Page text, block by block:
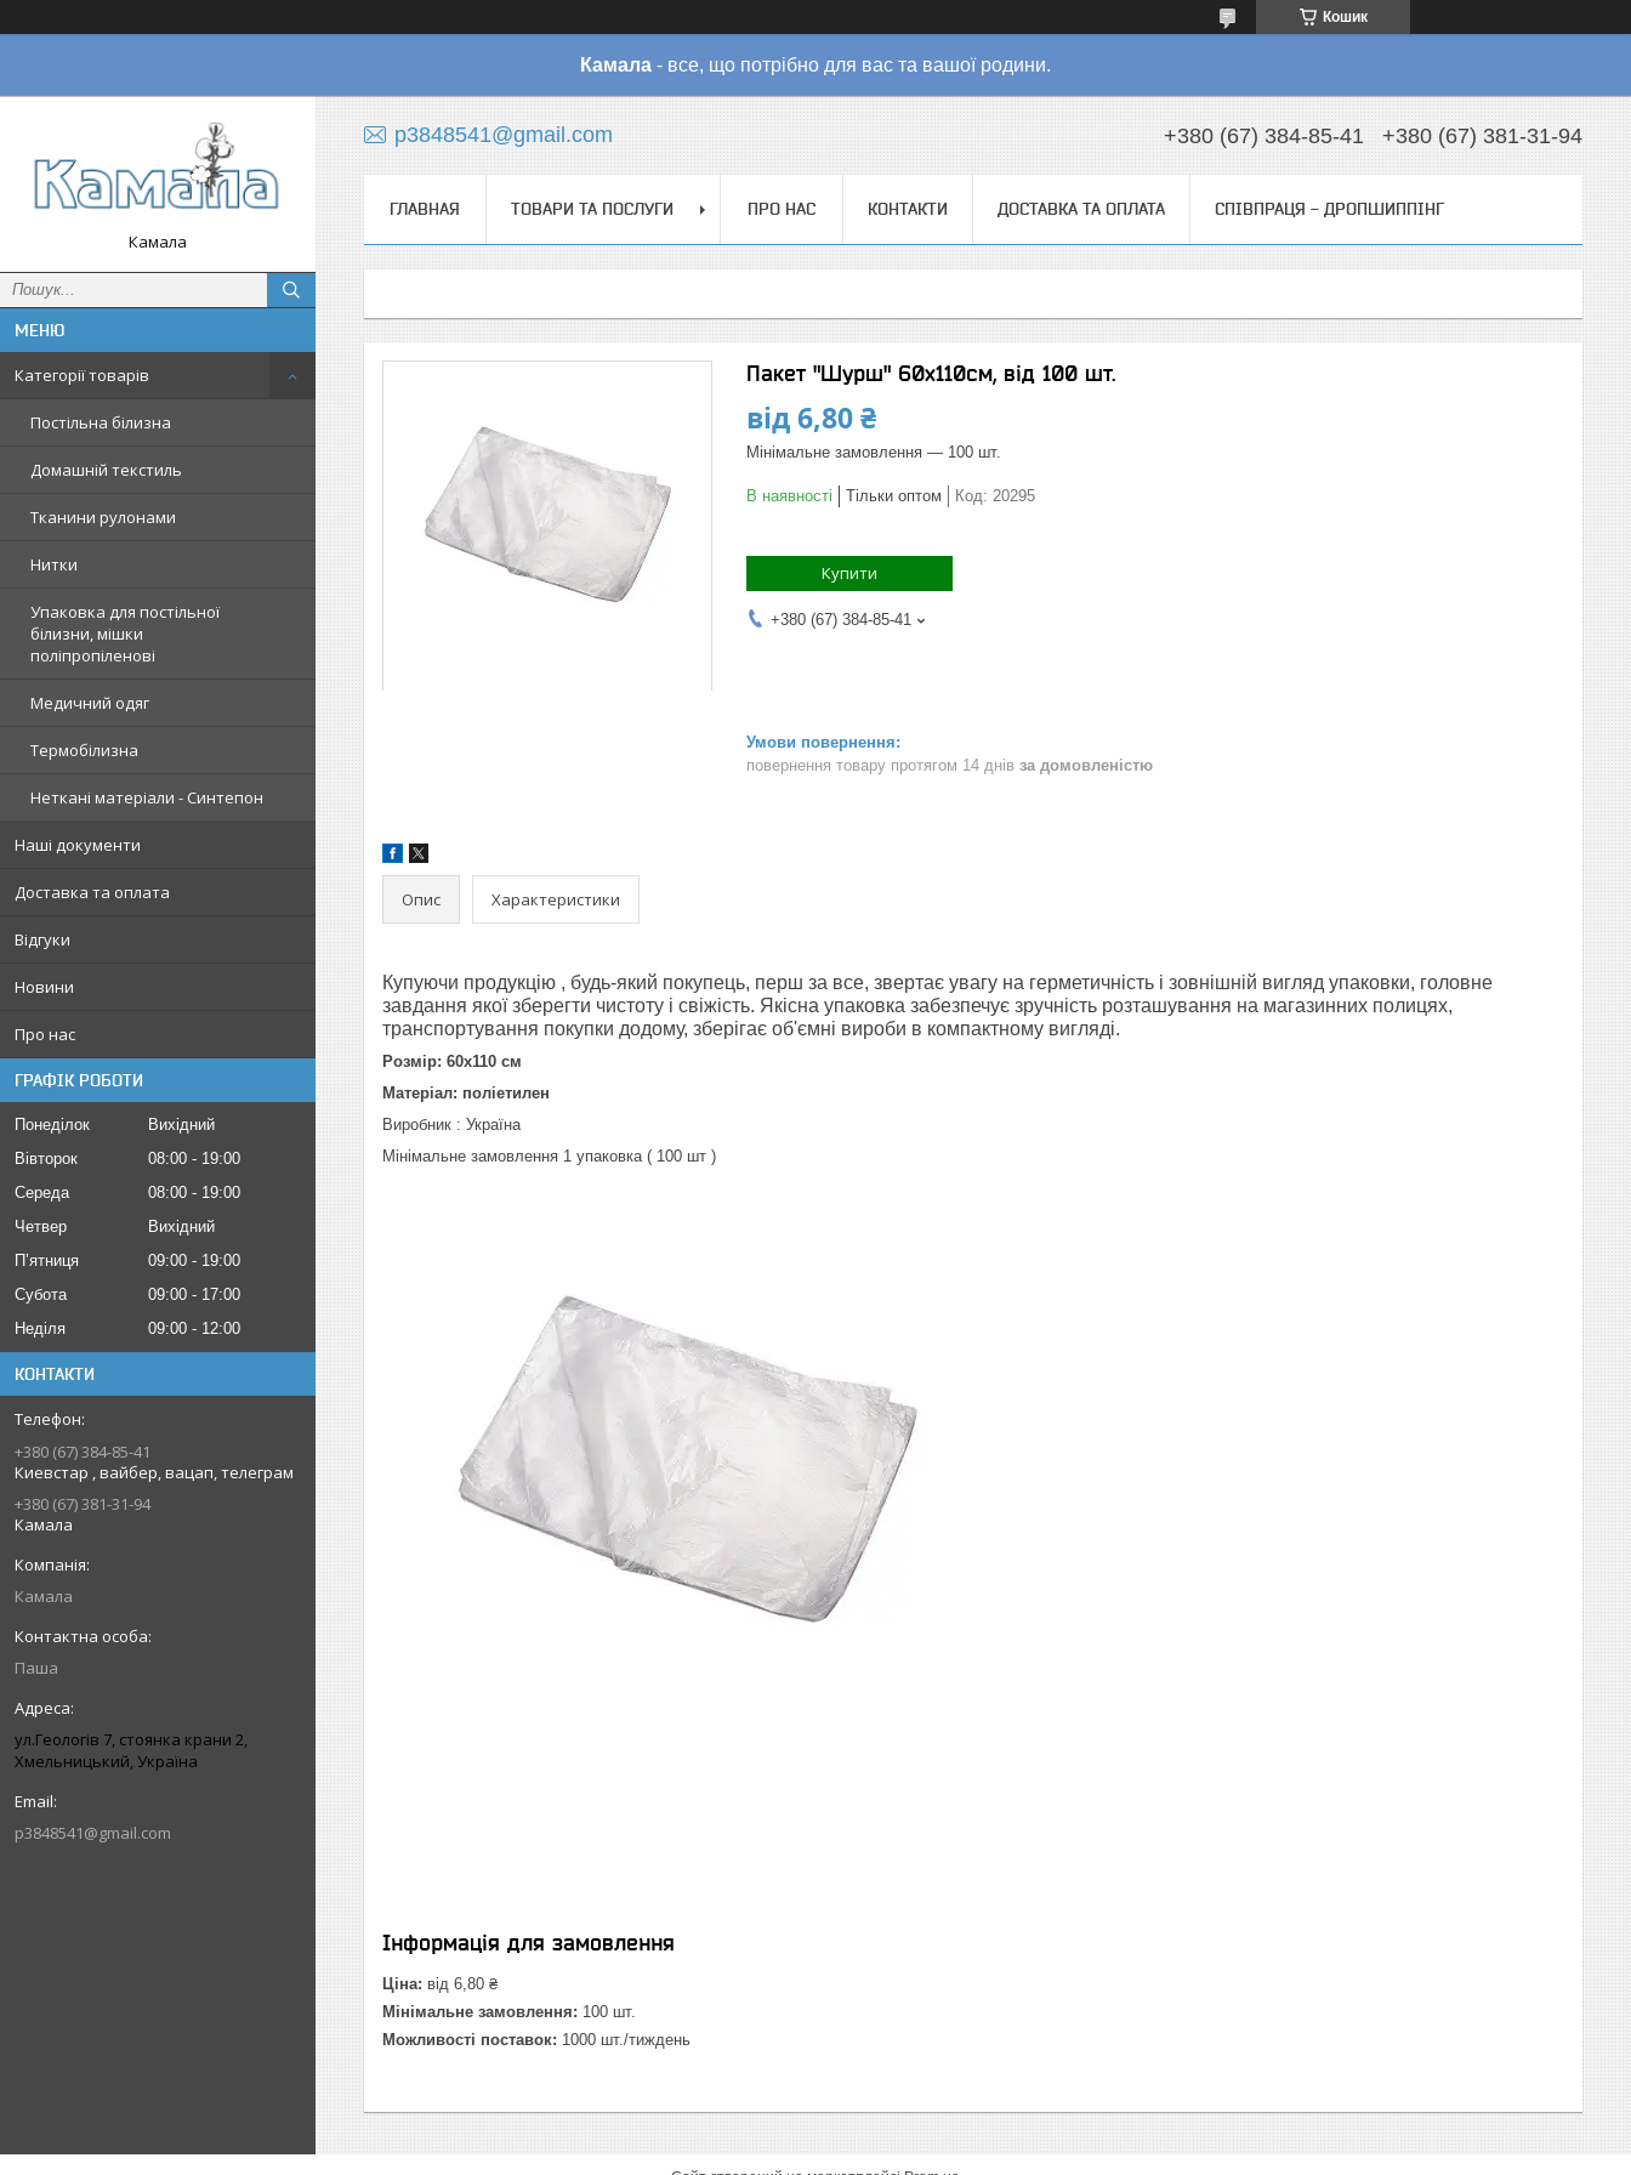
Кошик
Камала - все, що потрібно для вас та вашої родини.
Камала
Категорії товарів
Постільна білизна
Домашній текстиль
Тканини рулонами
Нитки
Упаковка для постільної
білизни, мішки
поліпропіленові
Медичний одяг
Термобілизна
Неткані матеріали - Синтепон
Наші документи
Доставка та оплата
Відгуки
Новини
Про нас
ГРАФІК РОБОТИ
Понеділок
Вихідний
Вівторок
08:00
19:00
Середа
08:00
19:00
Четвер
Вихідний
Пʼятниця
09:00
19:00
Субота
09:00
17:00
Неділя
09:00 12:00
КОНТАКТИ
+380 (67) 384-85-41
Киевстар , вайбер, вацап, телеграм
+380 (67) 381-31-94
Камала
Камала
Паша
ул.Геологів 7, стоянка крани 2,
Хмельницький, Україна
p3848541@gmail.com
p3848541@gmail.com +380 (67) 384-85-41 +380 (67) 381-31-94
ГЛАВНАЯ ТОВАРИ ТА ПОСЛУГИ ПРО НАС КОНТАКТИ ДОСТАВКА ТА ОПЛАТА СПІВПРАЦЯ - ДРОПШИППІНГ
Пакет "Шурш" 60х110см, від 100 шт.
від6,80 ₴
Мінімальне замовлення — 100 шт.
В наявності Тільки оптом Код: 20295
Купити
+380 (67) 384-85-41
повернення товару протягом 14 днів за домовленістю
Опис Характеристики
Купуючи продукцію , будь-який покупець, перш за все, звертає увагу на герметичність і зовнішній вигляд упаковки, головне
завдання якої зберегти чистоту і свіжість. Якісна упаковка забезпечує зручність розташування на магазинних полицях,
транспортування покупки додому, зберігає об'ємні вироби в компактному вигляді.
Розмір: 60х110 см
Матеріал: поліетилен
Виробник : Україна
Мінімальне замовлення 1 упаковка ( 100 шт )
Інформація для замовлення
Ціна: від 6,80 ₴
Мінімальне замовлення: 100 шт.
Можливості поставок: 1000 шт./тиждень